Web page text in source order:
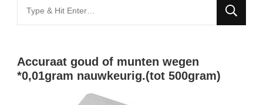
for
Accuraat goud of munten wegen
*0,01gram nauwkeurig.(tot 500gram)